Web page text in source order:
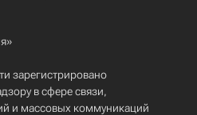
зарегистрировано
в сфере связи,
и массовых коммуникаций